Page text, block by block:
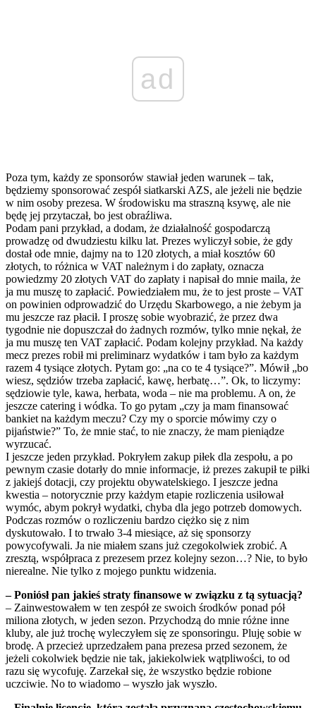
ad
Poza tym, każdy ze sponsorów stawiał jeden warunek – tak,
będziemy sponsorować zespół siatkarski AZS, ale jeżeli nie będzie
w nim osoby prezesa. W środowisku ma straszną ksywę, ale nie
będę jej przytaczał, bo jest obraźliwa.
Podam pani przykład, a dodam, że działalność gospodarczą
prowadzę od dwudziestu kilku lat. Prezes wyliczył sobie, że gdy
dostał ode mnie, dajmy na to 120 złotych, a miał kosztów 60
złotych, to różnica w VAT należnym i do zapłaty, oznacza
powiedzmy 20 złotych VAT do zapłaty i napisał do mnie maila, że
ja mu muszę to zapłacić. Powiedziałem mu, że to jest proste – VAT
on powinien odprowadzić do Urzędu Skarbowego, a nie żebym ja
mu jeszcze raz płacił. I proszę sobie wyobrazić, że przez dwa
tygodnie nie dopuszczał do żadnych rozmów, tylko mnie nękał, że
ja mu muszę ten VAT zapłacić. Podam kolejny przykład. Na każdy
mecz prezes robił mi preliminarz wydatków i tam było za każdym
razem 4 tysiące złotych. Pytam go: „na co te 4 tysiące?”. Mówił „bo
wiesz, sędziów trzeba zapłacić, kawę, herbatę…”. Ok, to liczymy:
sędziowie tyle, kawa, herbata, woda – nie ma problemu. A on, że
jeszcze catering i wódka. To go pytam „czy ja mam finansować
bankiet na każdym meczu? Czy my o sporcie mówimy czy o
pijaństwie?” To, że mnie stać, to nie znaczy, że mam pieniądze
wyrzucać.
I jeszcze jeden przykład. Pokryłem zakup piłek dla zespołu, a po
pewnym czasie dotarły do mnie informacje, iż prezes zakupił te piłki
z jakiejś dotacji, czy projektu obywatelskiego. I jeszcze jedna
kwestia – notorycznie przy każdym etapie rozliczenia usiłował
wymóc, abym pokrył wydatki, chyba dla jego potrzeb domowych.
Podczas rozmów o rozliczeniu bardzo ciężko się z nim
dyskutowało. I to trwało 3-4 miesiące, aż się sponsorzy
powycofywali. Ja nie miałem szans już czegokolwiek zrobić. A
zresztą, współpraca z prezesem przez kolejny sezon…? Nie, to było
nierealne. Nie tylko z mojego punktu widzenia.
– Poniósł pan jakieś straty finansowe w związku z tą sytuacją?
– Zainwestowałem w ten zespół ze swoich środków ponad pół
miliona złotych, w jeden sezon. Przychodzą do mnie różne inne
kluby, ale już trochę wyleczyłem się ze sponsoringu. Pluję sobie w
brodę. A przecież uprzedzałem pana prezesa przed sezonem, że
jeżeli cokolwiek będzie nie tak, jakiekolwiek wątpliwości, to od
razu się wycofuję. Zarzekał się, że wszystko będzie robione
uczciwie. No to wiadomo – wyszło jak wyszło.